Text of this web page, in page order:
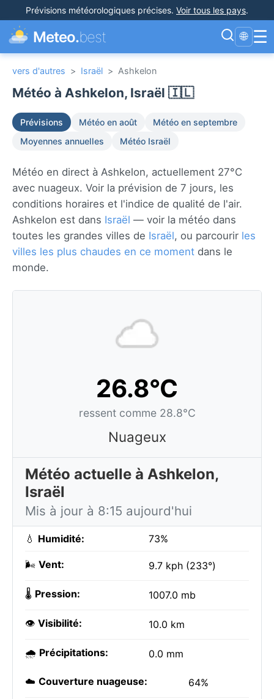
Prévisions météorologiques précises. Voir tous les pays.
Meteo.best 🌐 ☰
vers d'autres > Israël > Ashkelon
Météo à Ashkelon, Israël 🇮🇱
Prévisions Météo en août
Météo en septembre
Moyennes annuelles
Météo Israël
Météo en direct à Ashkelon, actuellement 27°C
avec nuageux. Voir la prévision de 7 jours, les
conditions horaires et l'indice de qualité de l'air.
Ashkelon est dans Israël — voir la météo dans
toutes les grandes villes de Israël, ou parcourir les
villes les plus chaudes en ce moment dans le
monde.
26.8°C
ressent comme 28.8°C
Nuageux
Météo actuelle à Ashkelon,
Israël
Mis à jour à 8:15 aujourd'hui
💧 Humidité: 73%
🌬️ Vent: 9.7 kph (233°)
🌡️ Pression: 1007.0 mb
👁️ Visibilité: 10.0 km
🌧️ Précipitations: 0.0 mm
☁️ Couverture nuageuse: 64%